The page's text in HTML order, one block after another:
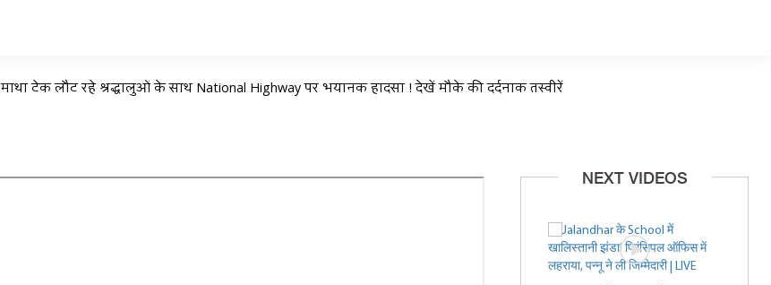
माथा टेक लौट रहे श्रद्धालुओं के साथ National Highway पर भयानक हादसा ! देखें मौके की दर्दनाक तस्वीरें
NEXT VIDEOS